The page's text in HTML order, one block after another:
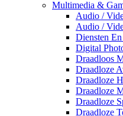
Multimedia &
Audio /
Audio /
Diensten
Digital
Draadloos
Draadloze
Draadloze
Draadloze
Draadloze
Draadloze